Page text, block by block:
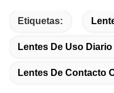
Etiquetas:
Lentes De Uso Diario
Lentes De Contacto